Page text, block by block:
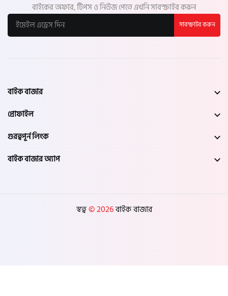
বাইকের অফার, টিপস ও নিউজ পেতে এখনি সাবস্ক্রাইব করুন
সাবস্ক্রাইব করুন
বাইক বাজার
প্রোফাইল
গুরত্বপূর্ন লিংক
বাইক বাজার অ্যাপ
স্বত্ব© 2026বাইক বাজার